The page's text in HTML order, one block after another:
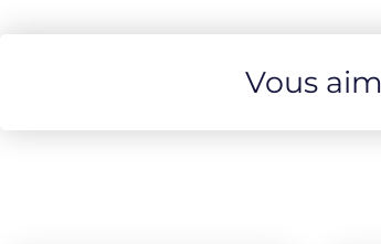
Vous